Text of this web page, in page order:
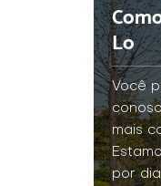
Lo
Você
mais
por